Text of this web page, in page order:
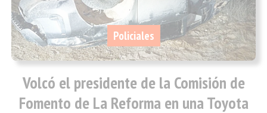
Volcó el presidente de la Comisión de
Fomento de La Reforma en una Toyota
Policiales